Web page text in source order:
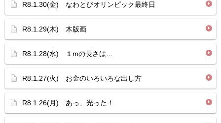
R8.1.30(金) なわとびオリンピック最終日
R8.1.29(木) 木版画
R8.1.28(水) １mの長さは…
R8.1.27(火) お金のいろいろな出し方
R8.1.26(月) あっ、光った！